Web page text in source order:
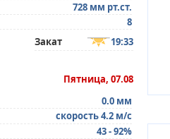
728 мм рт.ст.
8
Закат 19:33
Пятница, 07.08
0.0 мм
скорость 4.2 м/с
43 - 92%